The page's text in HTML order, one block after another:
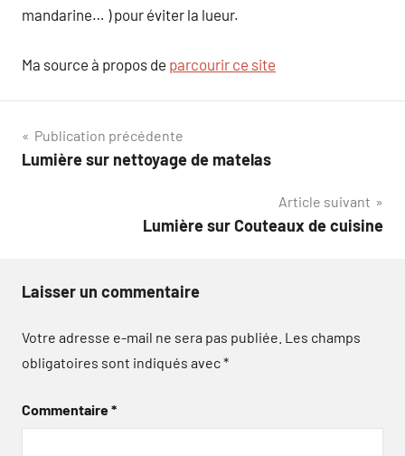
mandarine… ) pour éviter la lueur.
Ma source à propos de parcourir ce site
Navigation
de
Publication précédente
Lumière sur nettoyage de matelas
Article suivant
Lumière sur Couteaux de cuisine
Laisser un commentaire
Votre adresse e-mail ne sera pas publiée. Les champs
obligatoires sont indiqués avec*
Commentaire*